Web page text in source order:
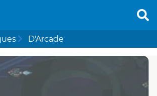
D'Arcade